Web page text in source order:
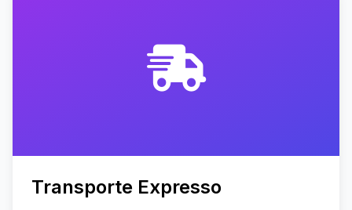
Transporte Expresso